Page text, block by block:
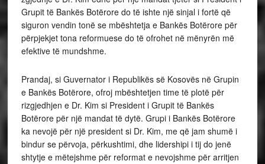
Grupit të Bankës Botërore do të ishte një sinjal i fortë që
siguron vendin tonë se mbështetja e Bankës Botërore për
përpjekjet tona reformuese do të ofrohet në mënyrën më
efektive të mundshme.
Prandaj, si Guvernator i Republikës së Kosovës në Grupin
e Bankës Botërore, ofroj mbështetjen time të plotë për
rizgjedhjen e Dr. Kim si President i Grupit të Bankës
Botërore për një mandat të dytë. Grupi i Bankës Botërore
ka nevojë për një president si Dr. Kim, me që jam shumë i
bindur se përvoja, përkushtimi, dhe lidershipi i tij do jenë
shtytje e mëtejshme për reformat e nevojshme për arritjen